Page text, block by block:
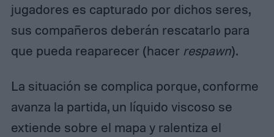
jugadores es capturado por dichos seres,
sus compañeros deberán rescatarlo para
que pueda reaparecer (hacer respawn).
La situación se complica porque, conforme
avanza la partida, un líquido viscoso se
extiende sobre el mapa y ralentiza el